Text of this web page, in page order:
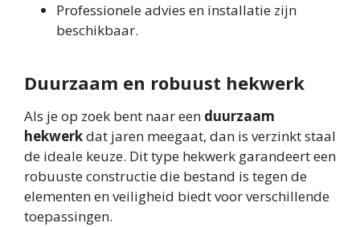
Professionele advies en installatie zijn
beschikbaar.
Duurzaam en robuust hekwerk
Als je op zoek bent naar een duurzaam
hekwerkdat jaren meegaat, dan is verzinkt staal
de ideale keuze. Dit type hekwerk garandeert een
robuuste constructie die bestand is tegen de
elementen en veiligheid biedt voor verschillende
toepassingen.